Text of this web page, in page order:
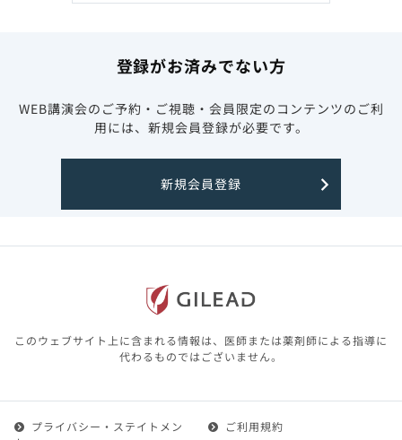
登録がお済みでない方
WEB講演会のご予約・ご視聴・会員限定のコンテンツのご利
用には、新規会員登録が必要です。
新規会員登録
このウェブサイト上に含まれる情報は、医師または薬剤師による指導に
代わるものではございません。
プライバシー・ステイトメン
ご利用規約